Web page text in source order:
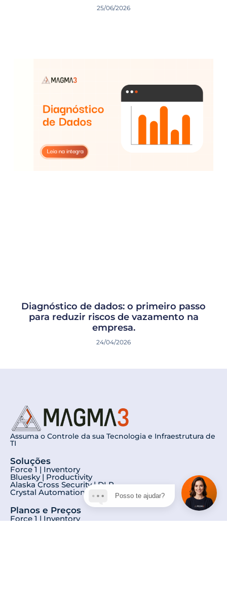
25/06/2026
Diagnóstico de dados: o primeiro passo
para reduzir riscos de vazamento na
empresa.
24/04/2026
Assuma o Controle da sua Tecnologia e Infraestrutura de
TI
Soluções
Force 1 | Inventory
Bluesky | Productivity
Alaska Cross Security | DLP
Crystal Automation | RPA
Planos e Preços
Force 1 | Inventory
Posso te ajudar?